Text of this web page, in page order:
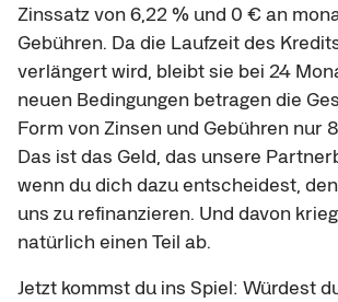
Zinssatz von 6,22 % und 0 € an
Gebühren. Da die Laufzeit des
verlängert wird, bleibt sie bei 24
neuen Bedingungen betragen die
Form von Zinsen und Gebühren nur
Das ist das Geld, das unsere
wenn du dich dazu entscheidest,
uns zu refinanzieren. Und davon
natürlich einen Teil ab.
Jetzt kommst du ins Spiel: Würdest